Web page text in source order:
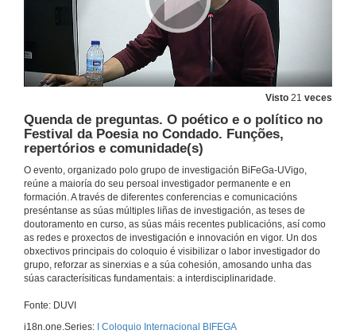
Visto 21 veces
Quenda de preguntas. O poético e o político no
Festival da Poesia no Condado. Funções,
repertórios e comunidade(s)
O evento, organizado polo grupo de investigación BiFeGa-UVigo,
reúne a maioría do seu persoal investigador permanente e en
formación. A través de diferentes conferencias e comunicacións
preséntanse as súas múltiples liñas de investigación, as teses de
doutoramento en curso, as súas máis recentes publicacións, así como
as redes e proxectos de investigación e innovación en vigor. Un dos
obxectivos principais do coloquio é visibilizar o labor investigador do
grupo, reforzar as sinerxias e a súa cohesión, amosando unha das
súas caracterísiticas fundamentais: a interdisciplinaridade.
Fonte: DUVI
i18n.one.Series:
I Coloquio Internacional BIFEGA
Conferencia
6 de xul. de 2022
A primeira vista: traducir a dualidade texto-imaxe no manga detectivesco Detective Conan
Conferencia
6 de xul. de 2022
Conferencia
6 de xul. de 2022